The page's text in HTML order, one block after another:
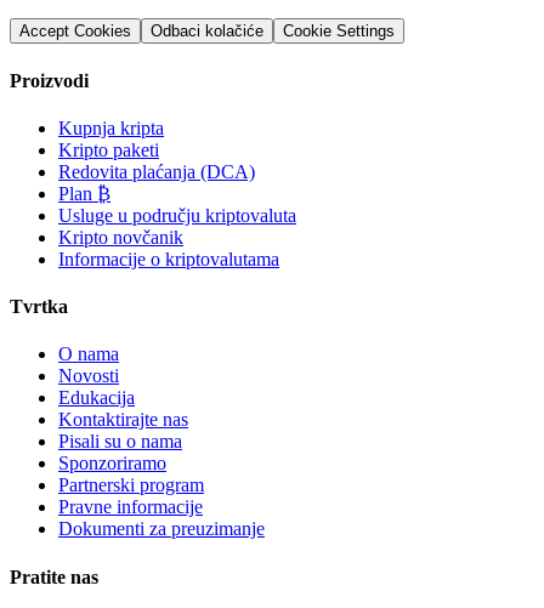
Accept Cookies Odbaci kolačiće Cookie Settings
Proizvodi
Kupnja kripta
Kripto paketi
Redovita plaćanja (DCA)
Plan ₿
Usluge u području kriptovaluta
Kripto novčanik
Informacije o kriptovalutama
Tvrtka
O nama
Novosti
Edukacija
Kontaktirajte nas
Pisali su o nama
Sponzoriramo
Partnerski program
Pravne informacije
Dokumenti za preuzimanje
Pratite nas